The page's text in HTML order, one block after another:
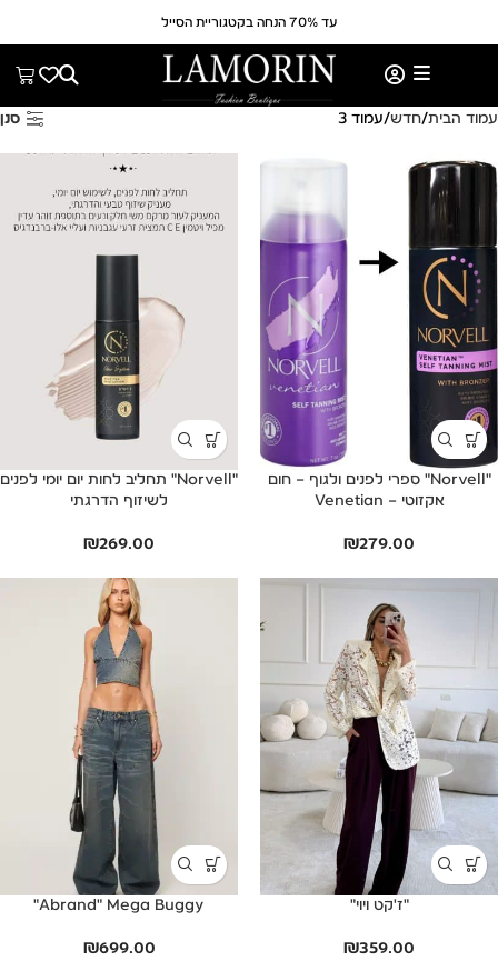
עד 70% הנחה בקטגוריית הסייל
עמוד הבית חדש עמוד 3 סנן
"Norvell" ספרי לפנים ולגוף – חום
אקזוטי – Venetian
₪279.00
"Norvell" תחליב לחות יום יומי לפנים
לשיזוף הדרגתי
₪269.00
"ז'קט ויוי"
₪359.00
Abrand" Mega Buggy"
₪699.00